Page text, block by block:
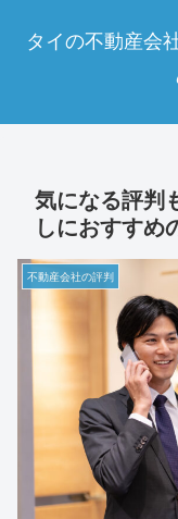
タイの不動産会
気になる評判
しにおすすめ
不動産会社の評判